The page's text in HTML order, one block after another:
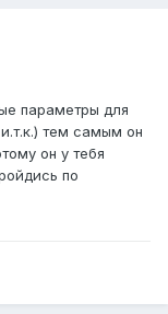
параметры для
тем самым он
он у тебя
по